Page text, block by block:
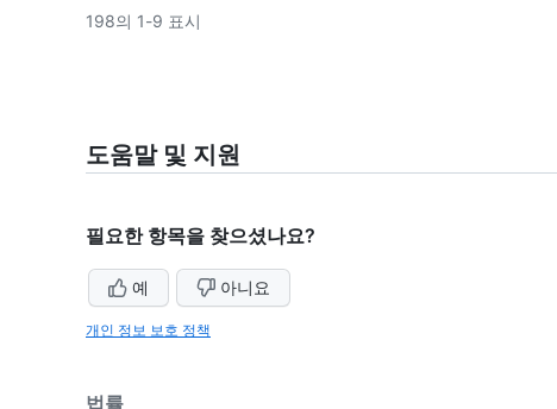
198의 1-9 표시
도움말 및 지원
필요한 항목을 찾으셨나요?
예 아니요
개인 정보 보호 정책
법률